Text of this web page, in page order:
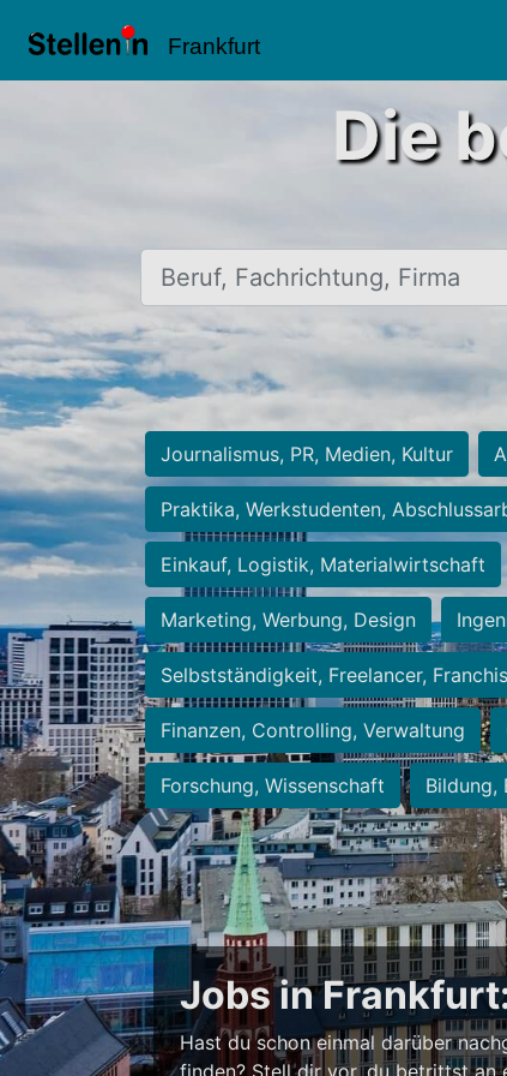
Frankfurt
Die
Beruf, Fachrichtung, Firma
Journalismus, PR, Medien, Kultur
Praktika, Werkstudenten,
Einkauf, Logistik, Materialwirtschaft
Marketing, Werbung, Design
Selbstständigkeit, Freelancer,
Finanzen, Controlling, Verwaltung
Forschung, Wissenschaft Bildung,
Jobs in
Hast du schon einmal darüber